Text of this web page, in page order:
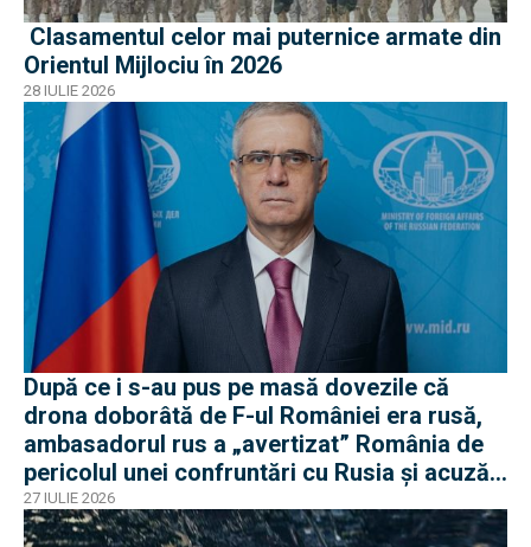
Clasamentul celor mai puternice armate din
Orientul Mijlociu în 2026
28 IULIE 2026
După ce i s-au pus pe masă dovezile că
drona doborâtă de F-ul României era rusă,
ambasadorul rus a „avertizat” România de
pericolul unei confruntări cu Rusia și acuză
o „înscenare propagandistă”
27 IULIE 2026